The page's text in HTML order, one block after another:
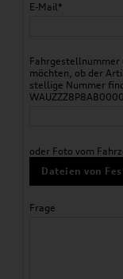
E-Mail*
Fahrgestellnummer
möchten, ob der
stellige Nummer
oder Foto vom
Dateien von
Frage